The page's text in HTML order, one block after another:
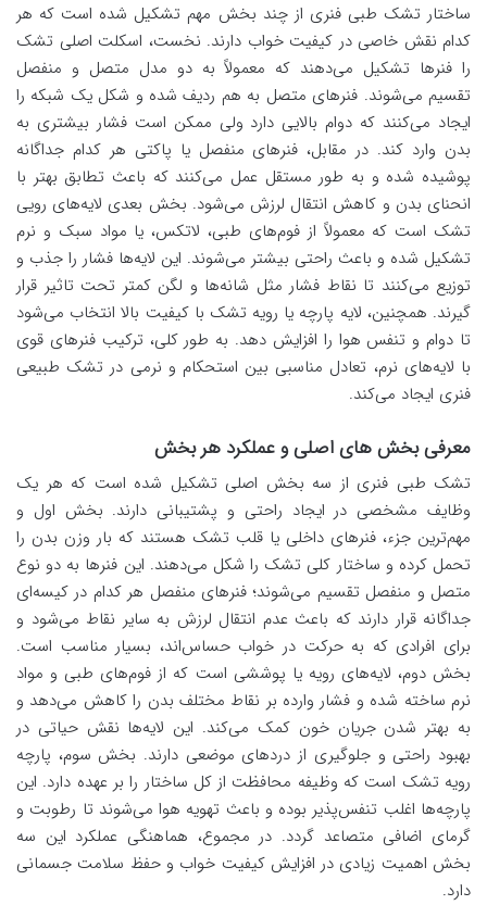
ساختار تشک طبی فنری از چند بخش مهم تشکیل شده است که هر
کدام نقش خاصی در کیفیت خواب دارند. نخست، اسکلت اصلی تشک
را فنرها تشکیل می‌دهند که معمولاً به دو مدل متصل و منفصل
تقسیم می‌شوند. فنرهای متصل به هم ردیف شده و شکل یک شبکه را
ایجاد می‌کنند که دوام بالایی دارد ولی ممکن است فشار بیشتری به
بدن وارد کند. در مقابل، فنرهای منفصل یا پاکتی هر کدام جداگانه
پوشیده شده و به طور مستقل عمل می‌کنند که باعث تطابق بهتر با
انحنای بدن و کاهش انتقال لرزش می‌شود. بخش بعدی لایه‌های رویی
تشک است که معمولاً از فوم‌های طبی، لاتکس، یا مواد سبک و نرم
تشکیل شده و باعث راحتی بیشتر می‌شوند. این لایه‌ها فشار را جذب و
توزیع می‌کنند تا نقاط فشار مثل شانه‌ها و لگن کمتر تحت تاثیر قرار
گیرند. همچنین، لایه پارچه یا رویه تشک با کیفیت بالا انتخاب می‌شود
تا دوام و تنفس هوا را افزایش دهد. به طور کلی، ترکیب فنرهای قوی
با لایه‌های نرم، تعادل مناسبی بین استحکام و نرمی در تشک طبیعی
فنری ایجاد می‌کند.
معرفی بخش های اصلی و عملکرد هر بخش
تشک طبی فنری از سه بخش اصلی تشکیل شده است که هر یک
وظایف مشخصی در ایجاد راحتی و پشتیبانی دارند. بخش اول و
مهم‌ترین جزء، فنرهای داخلی یا قلب تشک هستند که بار وزن بدن را
تحمل کرده و ساختار کلی تشک را شکل می‌دهند. این فنرها به دو نوع
متصل و منفصل تقسیم می‌شوند؛ فنرهای منفصل هر کدام در کیسه‌ای
جداگانه قرار دارند که باعث عدم انتقال لرزش به سایر نقاط می‌شود و
برای افرادی که به حرکت در خواب حساس‌اند، بسیار مناسب است.
بخش دوم، لایه‌های رویه یا پوششی است که از فوم‌های طبی و مواد
نرم ساخته شده و فشار وارده بر نقاط مختلف بدن را کاهش می‌دهد و
به بهتر شدن جریان خون کمک می‌کند. این لایه‌ها نقش حیاتی در
بهبود راحتی و جلوگیری از دردهای موضعی دارند. بخش سوم، پارچه
رویه تشک است که وظیفه محافظت از کل ساختار را بر عهده دارد. این
پارچه‌ها اغلب تنفس‌پذیر بوده و باعث تهویه هوا می‌شوند تا رطوبت و
گرمای اضافی متصاعد گردد. در مجموع، هماهنگی عملکرد این سه
بخش اهمیت زیادی در افزایش کیفیت خواب و حفظ سلامت جسمانی
دارد.